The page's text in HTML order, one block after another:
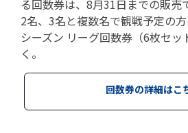
る回数券は、8月31日までの販売
2名、3名と複数名で観戦予定の
シーズン リーグ回数券（6枚セッ
く。
回数券の詳細はこ